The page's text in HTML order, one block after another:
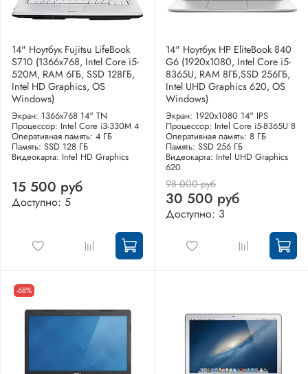
14" Ноутбук Fujitsu LifeBook
S710 (1366x768, Intel Core i5-
520M, RAM 6ГБ, SSD 128ГБ,
Intel HD Graphics, OS
Windows)
Экран: 1366x768 14" TN
Процессор: Intel Core i3-330M 4
Оперативная память: 4 ГБ
Память: SSD 128 ГБ
Видеокарта: Intel HD Graphics
15 500 руб
Доступно: 5
14" Ноутбук HP EliteBook 840
G6 (1920x1080, Intel Core i5-
8365U, RAM 8ГБ,SSD 256ГБ,
Intel UHD Graphics 620, OS
Windows)
Экран: 1920x1080 14" IPS
Процессор: Intel Core i5-8365U 8
Оперативная память: 8 ГБ
Память: SSD 256 ГБ
Видеокарта: Intel UHD Graphics
620
98 000 руб
30 500 руб
Доступно: 3
-68%